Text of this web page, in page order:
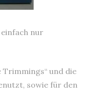
nur
Trimmings“ und die
sowie für den